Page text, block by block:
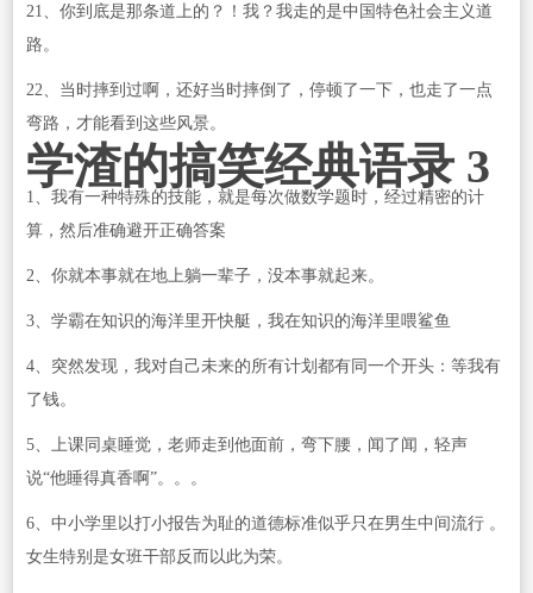
21、你到底是那条道上的？！我？我走的是中国特色社会主义道
路。
22、当时摔到过啊，还好当时摔倒了，停顿了一下，也走了一点
弯路，才能看到这些风景。
学渣的搞笑经典语录 3
1、我有一种特殊的技能，就是每次做数学题时，经过精密的计
算，然后准确避开正确答案
2、你就本事就在地上躺一辈子，没本事就起来。
3、学霸在知识的海洋里开快艇，我在知识的海洋里喂鲨鱼
4、突然发现，我对自己未来的所有计划都有同一个开头：等我有
了钱。
5、上课同桌睡觉，老师走到他面前，弯下腰，闻了闻，轻声
说“他睡得真香啊”。。。
6、中小学里以打小报告为耻的道德标准似乎只在男生中间流行 。
女生特别是女班干部反而以此为荣。